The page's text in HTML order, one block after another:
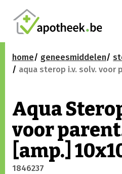
home geneesmiddelen
aqua sterop i.v. solv. voor
Aqua
voor
[amp.]
1846237